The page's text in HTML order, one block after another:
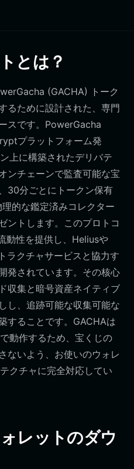
とは？
(GACHA) トーク
るために設計された、専門
スです。PowerGacha
プラットフォーム発
上に構築されたデリバテ
ンチェーンで監査可能な宝
30分ごとにトークン保有
的な鑑定済みコレクター
ントします。このプロトコ
動性を提供し、Heliusや
ラクチャサービスと協力す
発されています。その核心
収集と暗号資産ネイティブ
し、追跡可能な収集可能な
することです。GACHAは
動作するため、宝くじの
ないよう、お使いのウォレ
クチャに完全対応してい
レットのダウ